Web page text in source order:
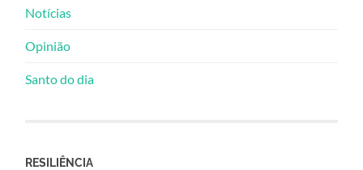
Notícias
Opinião
Santo do dia
RESILIÊNCIA